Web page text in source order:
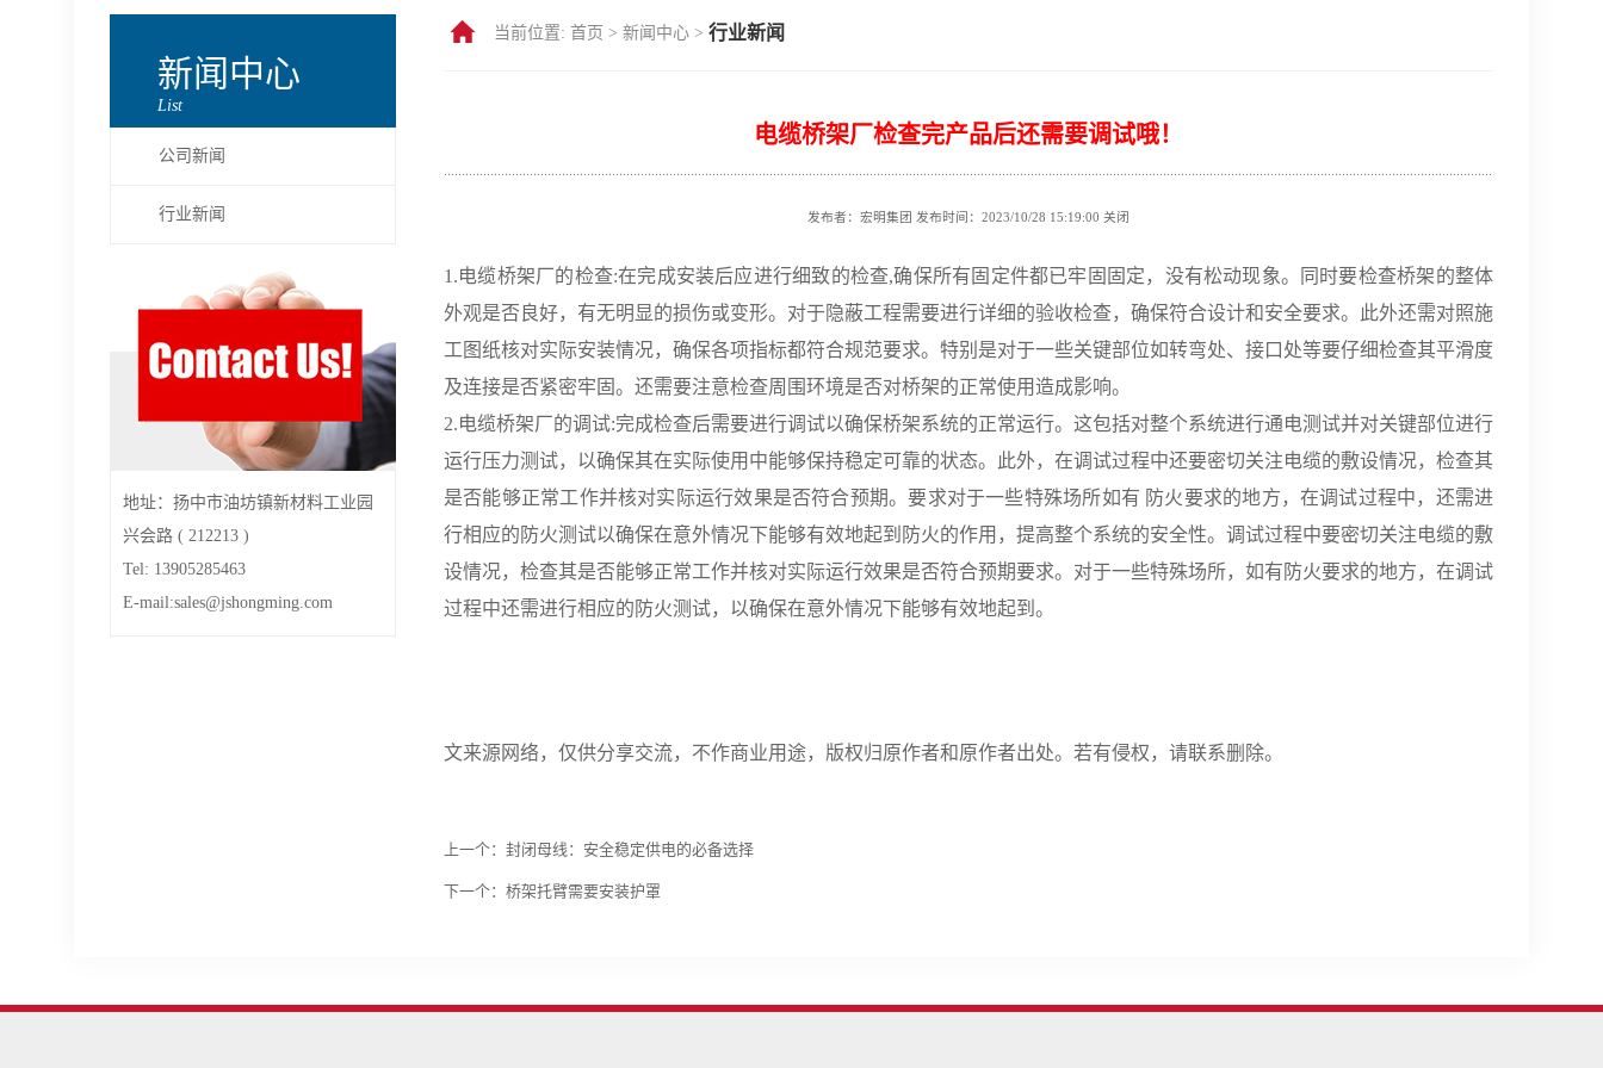
新闻中心
List
公司新闻
行业新闻
地址：扬中市油坊镇新材料工业园
兴会路 ( 212213 )
Tel: 13905285463
E-mail:sales@jshongming.com
当前位置: 首页 > 新闻中心 > 行业新闻
电缆桥架厂检查完产品后还需要调试哦！
发布者：宏明集团 发布时间：2023/10/28 15:19:00 关闭
1.电缆桥架厂的检查:在完成安装后应进行细致的检查,确保所有固定件都已牢固固定，没有松动现象。同时要检查桥架的整体
外观是否良好，有无明显的损伤或变形。对于隐蔽工程需要进行详细的验收检查，确保符合设计和安全要求。此外还需对照施
工图纸核对实际安装情况，确保各项指标都符合规范要求。特别是对于一些关键部位如转弯处、接口处等要仔细检查其平滑度
及连接是否紧密牢固。还需要注意检查周围环境是否对桥架的正常使用造成影响。
2.电缆桥架厂的调试:完成检查后需要进行调试以确保桥架系统的正常运行。这包括对整个系统进行通电测试并对关键部位进行
运行压力测试，以确保其在实际使用中能够保持稳定可靠的状态。此外，在调试过程中还要密切关注电缆的敷设情况，检查其
是否能够正常工作并核对实际运行效果是否符合预期。要求对于一些特殊场所如有 防火要求的地方，在调试过程中，还需进
行相应的防火测试以确保在意外情况下能够有效地起到防火的作用，提高整个系统的安全性。调试过程中要密切关注电缆的敷
设情况，检查其是否能够正常工作并核对实际运行效果是否符合预期要求。对于一些特殊场所，如有防火要求的地方，在调试
过程中还需进行相应的防火测试，以确保在意外情况下能够有效地起到。
文来源网络，仅供分享交流，不作商业用途，版权归原作者和原作者出处。若有侵权，请联系删除。
上一个： 封闭母线：安全稳定供电的必备选择
下一个： 桥架托臂需要安装护罩